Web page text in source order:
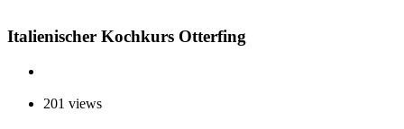
Italienischer Kochkurs Otterfing
201 views